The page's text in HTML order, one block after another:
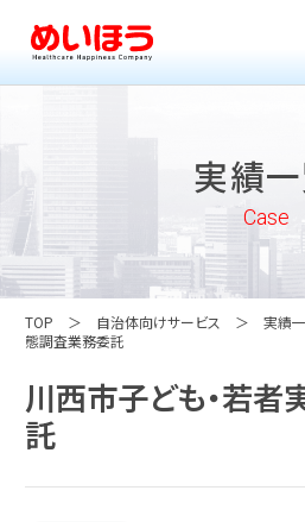
実績
Case
TOP 自治体向けサービス 実績
態調査業務委託
川西市子ども・若者
託